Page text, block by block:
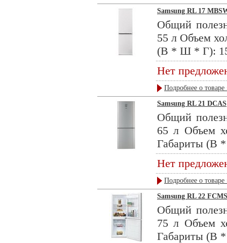
Samsung RL 17
Общий
55 л Объем
(В * Ш * Г):
Нет
Подробнее о товаре
Samsung RL 21 DCAS
Общий
65 л Объем
Габариты (В
Нет
Подробнее о товаре
Samsung RL 22
Общий
75 л Объем
Габариты (В